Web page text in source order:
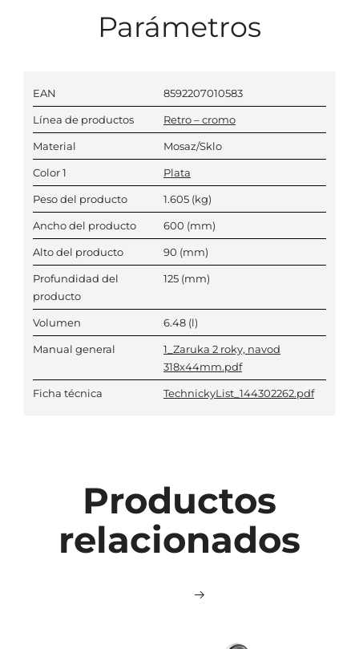
Parámetros
EAN 8592207010583
Línea de productos Retro – cromo
Material Mosaz/Sklo
Color 1 Plata
Peso del producto 1.605 (kg)
Ancho del producto 600 (mm)
Alto del producto 90 (mm)
Profundidad del
producto
125 (mm)
Volumen 6.48 (l)
Manual general
1_Zaruka 2 roky, navod
318x44mm.pdf
Ficha técnica TechnickyList_144302262.pdf
Productos
relacionados